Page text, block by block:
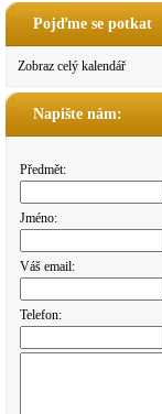
Pojďme se potkat
Zobraz celý kalendář
Napište nám:
Předmět:
Jméno:
Váš email:
Telefon: